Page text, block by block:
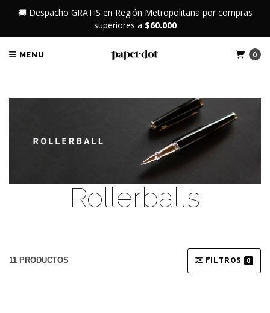
🚚 Despacho GRATIS en Región Metropolitana por compras
superiores a $60.000
MENU 0
Rollerballs
11 PRODUCTOS FILTROS 0